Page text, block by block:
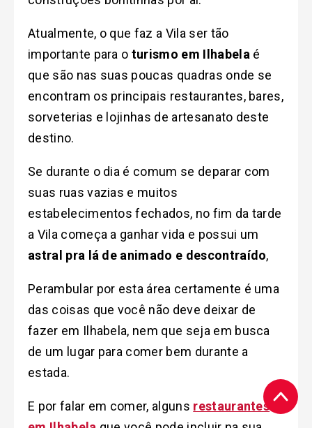
Atualmente, o que faz a Vila ser tão
importante para o turismo em Ilhabela é
que são nas suas poucas quadras onde se
encontram os principais restaurantes, bares,
sorveterias e lojinhas de artesanato deste
destino.
Se durante o dia é comum se deparar com
suas ruas vazias e muitos
estabelecimentos fechados, no fim da tarde
a Vila começa a ganhar vida e possui um
astral pra lá de animado e descontraído,
Perambular por esta área certamente é uma
das coisas que você não deve deixar de
fazer em Ilhabela, nem que seja em busca
de um lugar para comer bem durante a
estada.
E por falar em comer, alguns restaurantes